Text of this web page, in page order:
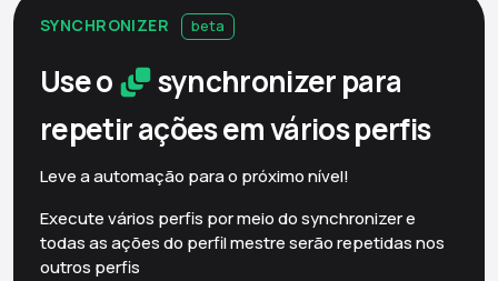
SYNCHRONIZER beta
Use o
synchronizer para
repetir ações em váriosperfis
Leve a automação para o próximo nível!
Execute vários perfis por meio do synchronizer e
todas as ações do perfil mestre serão repetidas nos
outros perfis